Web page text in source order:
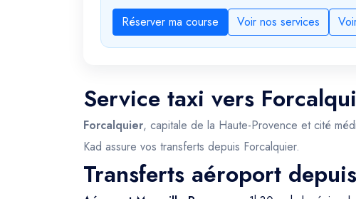
Réserver ma course
Voir nos services
Service taxi vers
Forcalquier, capitale de la Haute-Provence et cité
Kad assure vos transferts depuis Forcalquier.
Transferts aéroport